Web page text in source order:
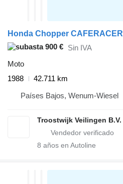
Honda Chopper CAFERACER
900 € Sin IVA
Moto
1988
42.711 km
Países Bajos, Wenum-Wiesel
Troostwijk Veilingen B.V.
8 años en Autoline